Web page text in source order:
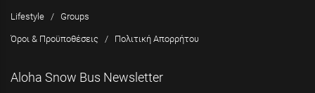
Lifestyle / Groups
Όροι & Προϋποθέσεις / Πολιτική Απορρήτου
Aloha Snow Bus Newsletter